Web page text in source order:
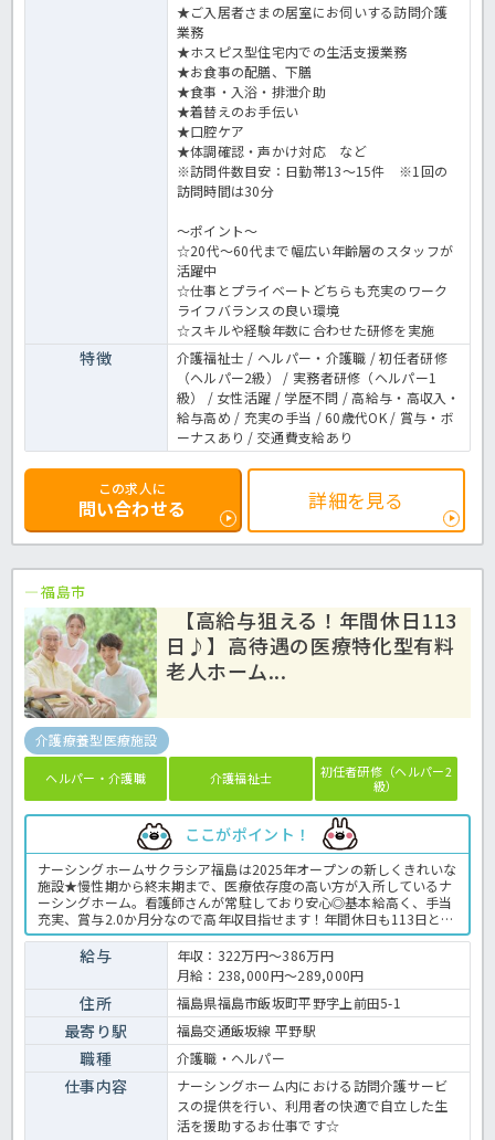
★ご入居者さまの居室にお伺いする訪問介護
業務
★ホスピス型住宅内での生活支援業務
★お食事の配膳、下膳
★食事・入浴・排泄介助
★着替えのお手伝い
★口腔ケア
★体調確認・声かけ対応 など
※訪問件数目安：日勤帯13～15件 ※1回の
訪問時間は30分
～ポイント～
☆20代～60代まで幅広い年齢層のスタッフが
活躍中
☆仕事とプライベートどちらも充実のワーク
ライフバランスの良い環境
☆スキルや経験年数に合わせた研修を実施
特徴
介護福祉士 / ヘルパー・介護職 / 初任者研修
（ヘルパー2級） / 実務者研修（ヘルパー1
級） / 女性活躍 / 学歴不問 / 高給与・高収入・
給与高め / 充実の手当 / 60歳代OK / 賞与・ボ
ーナスあり / 交通費支給あり
この求人に
問い合わせる 詳細を見る
福島市
【高給与狙える！年間休日113
日♪】高待遇の医療特化型有料
老人ホーム...
介護療養型医療施設
ヘルパー・介護職 介護福祉士
初任者研修（ヘルパー2
級）
ここがポイント！
ナーシングホームサクラシア福島は2025年オープンの新しくきれいな
施設★慢性期から終末期まで、医療依存度の高い方が入所しているナ
ーシングホーム。看護師さんが常駐しており安心◎基本給高く、手当
充実、賞与2.0か月分なので高年収目指せます！年間休日も113日と多
く、お仕事だけではなくプライベートも充実する職場環境です！気に
なる方はぜひほっ介護までお問い合わせ下さい♬有料老人ホームでの
介護業務全般です。 ＜介護職 正職員 有料老人ホームの求人＞
給与
年収：322万円～386万円
月給：238,000円～289,000円
住所 福島県福島市飯坂町平野字上前田5-1
最寄り駅 福島交通飯坂線 平野駅
職種 介護職・ヘルパー
仕事内容
ナーシングホーム内における訪問介護サービ
スの提供を行い、利用者の快適で自立した生
活を援助するお仕事です☆